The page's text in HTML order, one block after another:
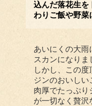
込んだ落花生を
わりご飯や野菜
あいにくの大雨
スカンになりま
しかし、この
ジンのおいしい
肉厚でたっぷり
が一切なく贅沢